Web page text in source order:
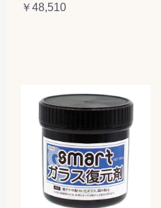
￥48,510